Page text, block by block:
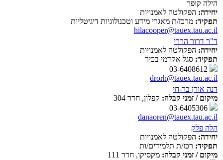
הילה קופר
יחידה: הפקולטה לאמנויות
תפקיד: מרכז/ת מאגרי מידע וטכנולוגיות דיגיטליות
hilacooper@tauex.tau.ac.il
ד"ר דרור הררי
יחידה: הפקולטה לאמנויות
תפקיד: סגל אקדמי בכיר
drorh@tauex.tau.ac.il
דנה אורן בר-חי
מיקום / זמני קבלה: קפלון, חדר 304
danaoren@tauex.tau.ac.il
הלה פלק
יחידה: הפקולטה לאמנויות
תפקיד: רכז/ת תלמידים/ות
מיקום / זמני קבלה: מקסיקו, חדר 111